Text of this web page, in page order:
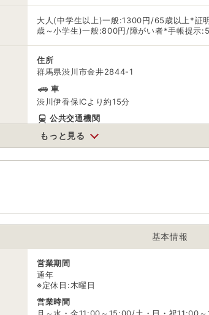
大人(中学生以上)一般:1300円/65歳以上*証
歳～小学生)一般:800円/障がい者*手帳提示
住所
群馬県渋川市金井2844-1
車
渋川伊香保ICより約15分
公共交通機関
JR渋川駅からバスで約15分｢伊香保温泉行
有料（750台）
変更になる場合があります。最新の内容はご利用前にご
税込・税抜表記が混ざっております。正しい金額はご利
もっと見る
基本情報
営業期間
通年
※定休日:木曜日
営業時間